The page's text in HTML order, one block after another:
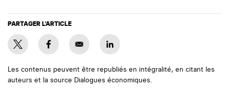
PARTAGER L'ARTICLE
Les contenus peuvent être republiés en intégralité, en citant les
auteurs et la source Dialogues économiques.